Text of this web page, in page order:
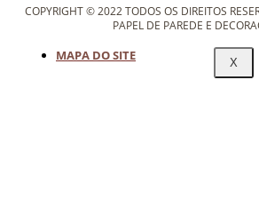
X
COPYRIGHT © 2022 TODOS OS DIREITOS
PAPEL DE PAREDE E
MAPA DO SITE